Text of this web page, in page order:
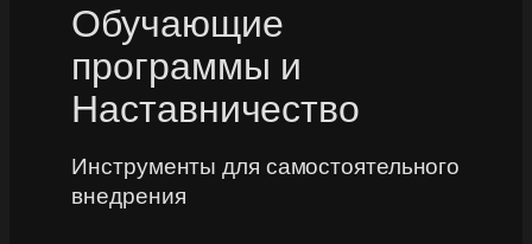
Обучающие
программы и
Наставничество
Инструменты для самостоятельного
внедрения